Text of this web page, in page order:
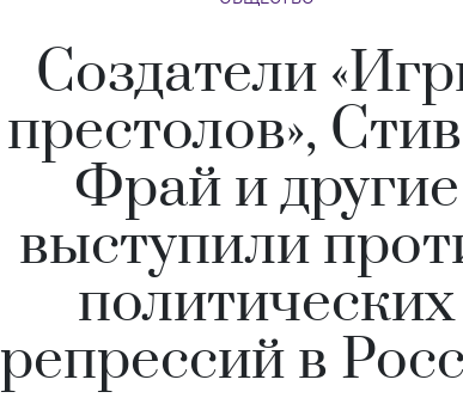
Создатели
престолов»,
Фрай и другие
выступили
политических
репрессий в